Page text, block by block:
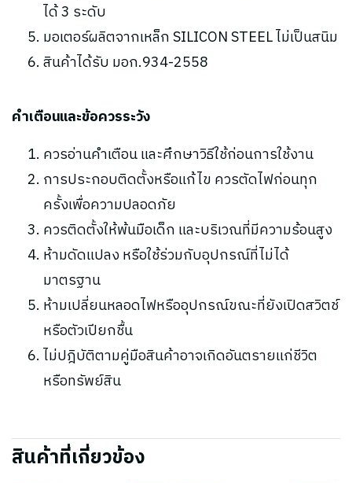
ได้ 3 ระดับ
มอเตอร์ผลิตจากเหล็ก SILICON STEEL ไม่เป็นสนิม
สินค้าได้รับ มอก.934-2558
คำเตือนและข้อควรระวัง
ควรอ่านคำเตือน และศึกษาวิธีใช้ก่อนการใช้งาน
การประกอบติดตั้งหรือแก้ไข ควรตัดไฟก่อนทุก
ครั้งเพื่อความปลอดภัย
ควรติดตั้งให้พ้นมือเด็ก และบริเวณที่มีความร้อนสูง
ห้ามดัดแปลง หรือใช้ร่วมกับอุปกรณ์ที่ไม่ได้
มาตรฐาน
ห้ามเปลี่ยนหลอดไฟหรืออุปกรณ์ขณะที่ยังเปิดสวิตช์
หรือตัวเปียกชื้น
ไม่ปฎิบัติตามคู่มือสินค้าอาจเกิดอันตรายแก่ชีวิต
หรือทรัพย์สิน
สินค้าที่เกี่ยวข้อง